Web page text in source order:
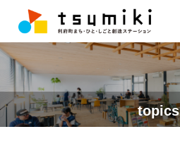
topics